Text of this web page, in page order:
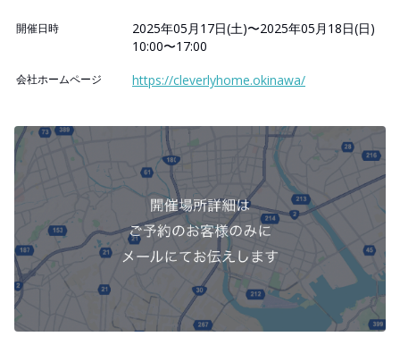
開催日時
2025年05月17日(土)〜2025年05月18日(日)
10:00〜17:00
会社ホームページ https://cleverlyhome.okinawa/